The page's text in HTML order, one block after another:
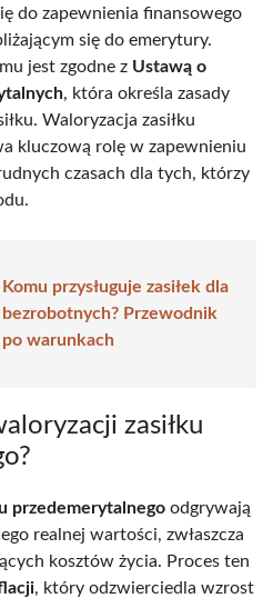
do zapewnienia finansowego
się do emerytury.
jest zgodne z Ustawą o
, która określa zasady
Waloryzacja zasiłku
kluczową rolę w zapewnieniu
czasach dla tych, którzy
Komu przysługuje zasiłek dla
bezrobotnych? Przewodnik
po warunkach
zasiłku
przedemerytalnego odgrywają
realnej wartości, zwłaszcza
kosztów życia. Proces ten
, który odzwierciedla wzrost